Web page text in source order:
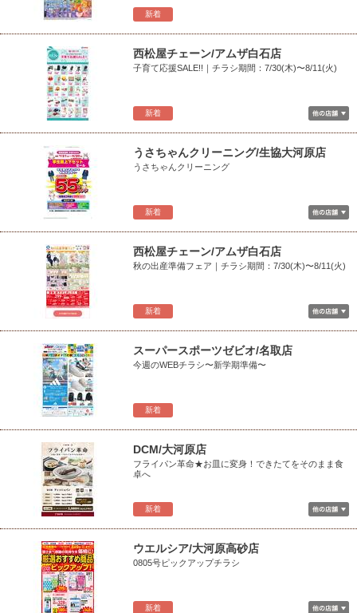
新着
新着
西松屋チェーン/アムザ白石店
子育て応援SALE!!｜チラシ期間：7/30(木)〜8/11(火)
新着
うさちゃんクリーニング/生協大河原店
うさちゃんクリーニング
新着
西松屋チェーン/アムザ白石店
秋の出産準備フェア｜チラシ期間：7/30(木)〜8/11(火)
新着
スーパースポーツゼビオ/名取店
今週のWEBチラシ〜新学期準備〜
新着
DCM/大河原店
フライパン革命★お皿に変身！できたてをそのまま食
卓へ
新着
ウエルシア/大河原高砂店
0805号ピックアップチラシ